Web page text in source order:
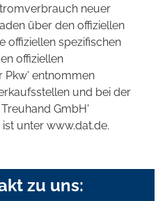
neuer
über den offiziellen
offiziellen spezifischen
offiziellen
Pkw' entnommen
und bei der
GmbH'
unter www.dat.de.
zu uns: